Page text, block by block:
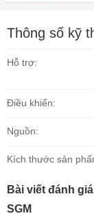
Thông số kỹ
Hỗ trợ:
Điều khiển:
Nguồn:
Kích thước sản
Bài viết đánh
SGM